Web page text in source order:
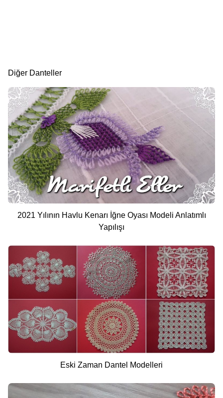
Diğer Danteller
2021 Yılının Havlu Kenarı İğne Oyası Modeli Anlatımlı
Yapılışı
Eski Zaman Dantel Modelleri